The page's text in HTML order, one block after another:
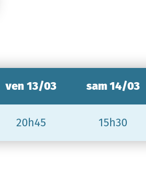
ven 13/03
20h45
sam 14/03
15h30